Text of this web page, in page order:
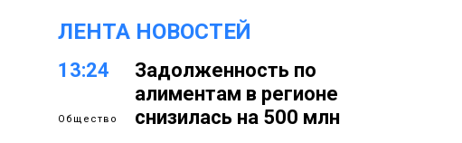
ЛЕНТА НОВОСТЕЙ
13:24
Общество
Задолженность по
алиментам в регионе
снизилась на 500 млн